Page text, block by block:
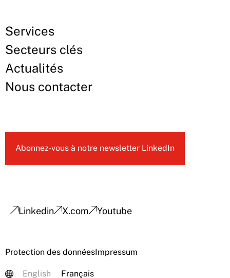
Services
Secteurs clés
Actualités
Nous contacter
Abonnez-vous à notre newsletter LinkedIn
Linkedin X.com Youtube
Protection des donnéesImpressum
English Français